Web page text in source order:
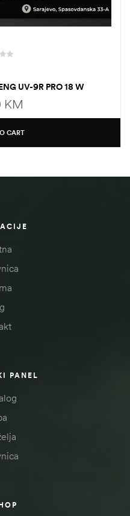
UV-9R PRO 18 W
KM
CART
PANEL